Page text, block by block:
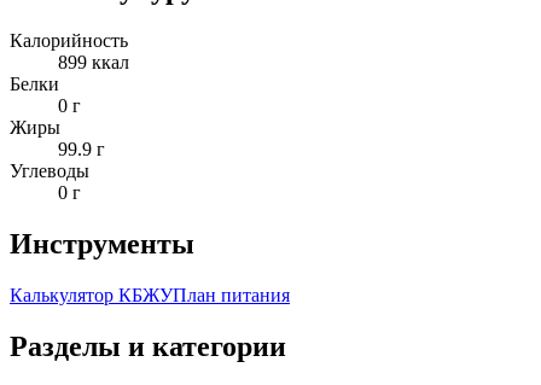
Калорийность
899 ккал
Белки
0 г
Жиры
99.9 г
Углеводы
0 г
Инструменты
Калькулятор КБЖУПлан питания
Разделы и категории